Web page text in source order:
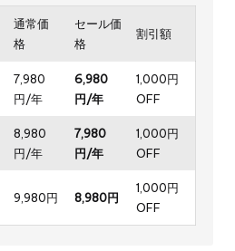
通常価
格
セール価
格
割引額
7,980
円/年
6,980
円/年
1,000円
OFF
8,980
円/年
7,980
円/年
1,000円
OFF
9,980円 8,980円
1,000円
OFF